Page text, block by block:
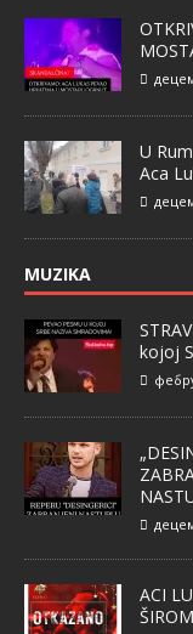
U
Aca
MUZIKA
kojoj
ACI